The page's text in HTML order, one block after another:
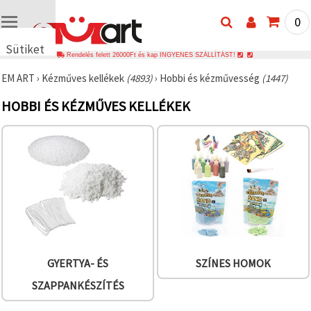
Sütiket
🍪 Cookie-
hasonló
használunk
érdekében,
működését,
javítsuk az
felhasználói
elemezzük
0
Rendelés felett 26000Ft és kap INGYENES SZÁLLÍTÁST!
EM ART › Kézműves kellékek (4893)› Hobbi és kézművesség (1447)
HOBBI ÉS KÉZMŰVES KELLÉKEK
GYERTYA- ÉS
SZAPPANKÉSZÍTÉS
SZÍNES HOMOK